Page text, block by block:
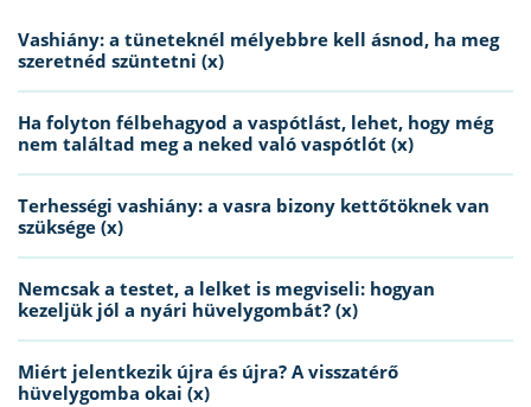
Vashiány: a tüneteknél mélyebbre kell ásnod, ha meg
szeretnéd szüntetni (x)
Ha folyton félbehagyod a vaspótlást, lehet, hogy még
nem találtad meg a neked való vaspótlót (x)
Terhességi vashiány: a vasra bizony kettőtöknek van
szüksége (x)
Nemcsak a testet, a lelket is megviseli: hogyan
kezeljük jól a nyári hüvelygombát? (x)
Miért jelentkezik újra és újra? A visszatérő
hüvelygomba okai (x)